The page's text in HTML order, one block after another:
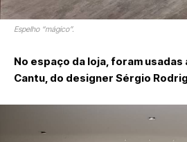
Espelho “mágico”.
No espaço da loja, foram usadas
Cantu, do designer Sérgio